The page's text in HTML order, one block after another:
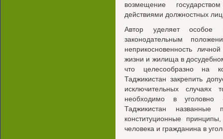
возмещение
действиями должностных
Автор уделяет особое
законодательным
неприкосновенность
жизни и жилища в
что целесообразно на
Таджикистан закрепить
исключительных
необходимо в уголовно
Таджикистан названные
конституционные
человека и гражданина в